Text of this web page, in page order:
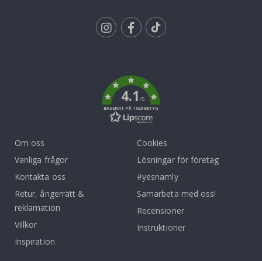
4.1/5
BASERAT PÅ 1029 BETYG
Om oss
Vanliga frågor
Kontakta oss
Retur, ångerrätt &
reklamation
Villkor
Inspiration
Cookies
Lösningar för företag
#yesnamly
Samarbeta med oss!
Recensioner
Instruktioner